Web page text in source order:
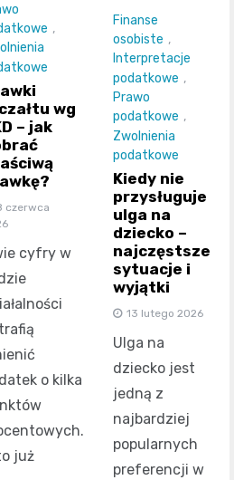
,
wg
– jak
czerwca
cyfry w
o kilka
już
Finanse
osobiste ,
Interpretacje
podatkowe ,
Prawo
podatkowe ,
Zwolnienia
podatkowe
Kiedy nie
przysługuje
ulga na
dziecko –
najczęstsze
sytuacje i
wyjątki
13 lutego 2026
Ulga na
dziecko jest
jedną z
najbardziej
popularnych
preferencji w